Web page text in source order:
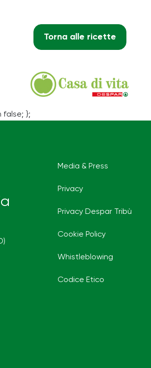
Torna alle ricette
false; };
Media & Press
Privacy
Privacy Despar Tribù
Cookie Policy
Whistleblowing
Codice Etico